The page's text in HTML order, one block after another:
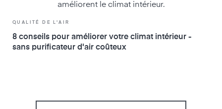
QUALITÉ DE L'AIR
8 conseils pour améliorer votre climat intérieur -
sans purificateur d'air coûteux